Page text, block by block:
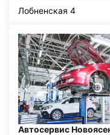
Лобненская 4
Автосервис